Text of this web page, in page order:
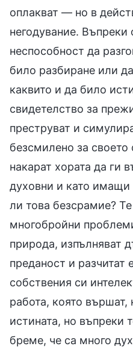
оплакват — но в
негодувание. Въпреки
неспособност да
било разбиране или
каквито и да било
свидетелство за
преструват и
безсмилено за своето
накарат хората да ги
духовни и като имащи
ли това безсрамие?
многобройни
природа, изпълняват
преданост и разчитат
собствения си
работа, която
истината, но въпреки
бреме, че са много